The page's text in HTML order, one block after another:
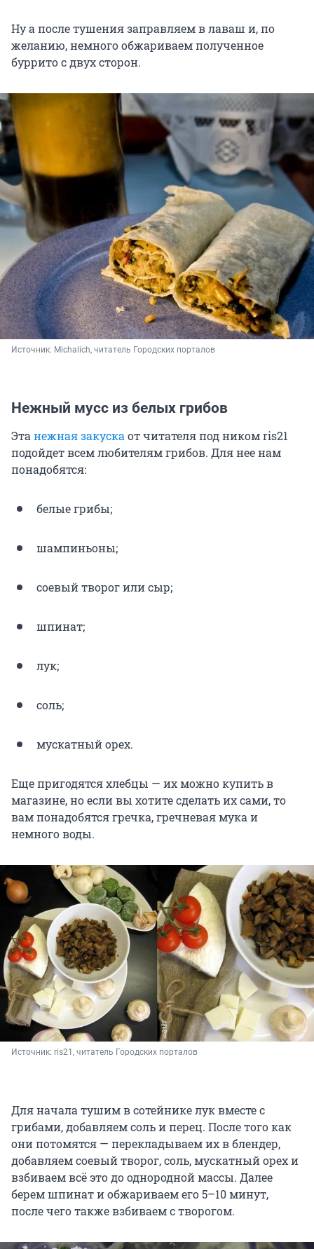
Ну а после тушения заправляем в лаваш и, по
желанию, немного обжариваем полученное
буррито с двух сторон.
Источник: Michalich, читатель Городских порталов
Нежный мусс из белых грибов
Эта нежная закуска от читателя под ником ris21
подойдет всем любителям грибов. Для нее нам
понадобятся:
белые грибы;
шампиньоны;
соевый творог или сыр;
шпинат;
лук;
соль;
мускатный орех.
Еще пригодятся хлебцы — их можно купить в
магазине, но если вы хотите сделать их сами, то
вам понадобятся гречка, гречневая мука и
немного воды.
Источник: ris21, читатель Городских порталов
Для начала тушим в сотейнике лук вместе с
грибами, добавляем соль и перец. После того как
они потомятся — перекладываем их в блендер,
добавляем соевый творог, соль, мускатный орех и
взбиваем всё это до однородной массы. Далее
берем шпинат и обжариваем его 5–10 минут,
после чего также взбиваем с творогом.